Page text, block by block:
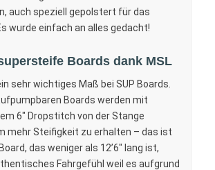
auch speziell gepolstert für das
wurde einfach an alles gedacht!
Boards dank MSL
sehr wichtiges Maß bei SUP Boards.
Boards werden mit
6″ Dropstitch von der Stange
mehr Steifigkeit zu erhalten – das ist
das weniger als 12’6″ lang ist,
Fahrgefühl weil es aufgrund